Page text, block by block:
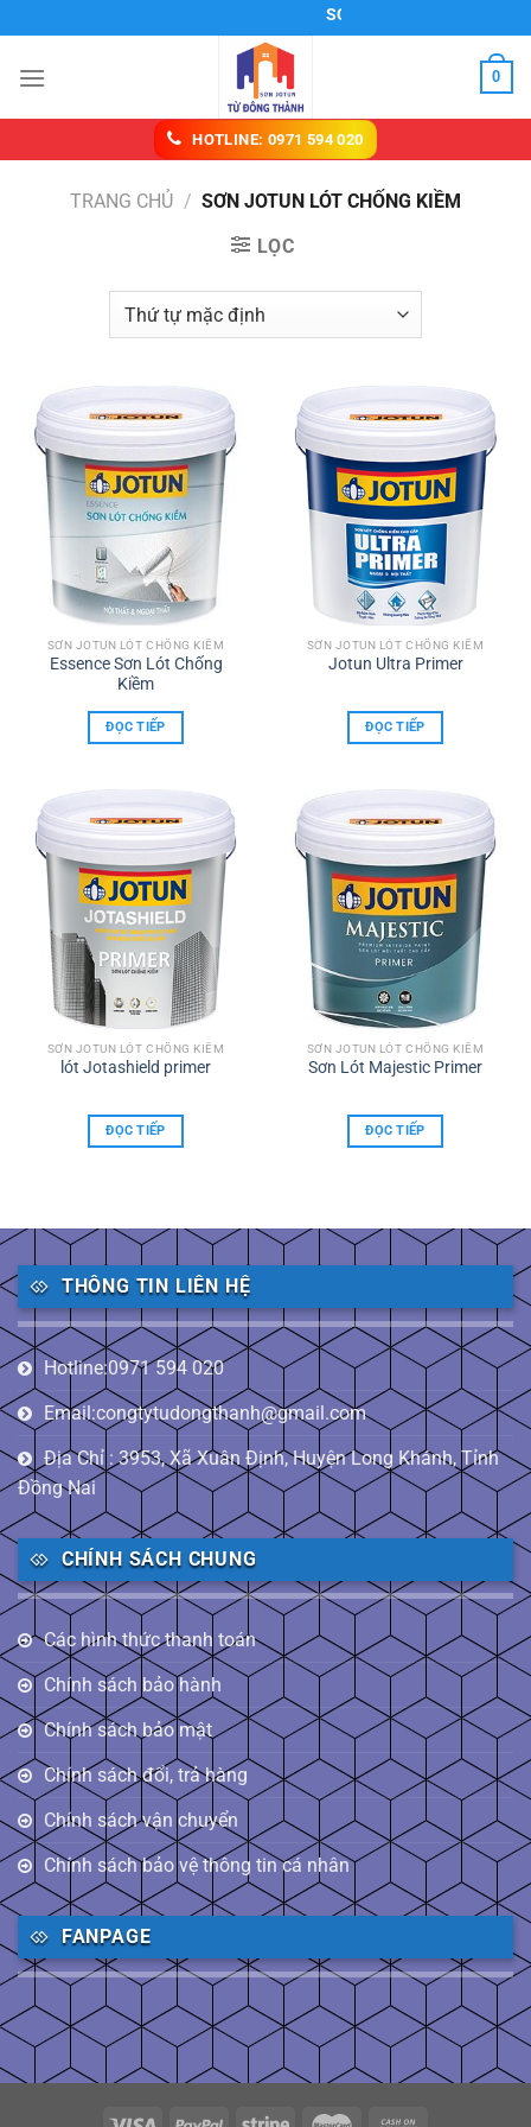
đến
nội
SƠN NƯỚC CẨM MỸ
0
HOTLINE: 0971 594 020
TRANG CHỦ / SƠN JOTUN LÓT CHỐNG KIỀM
LỌC
SƠN JOTUN LÓT CHỐNG KIỀM
Essence Sơn Lót Chống
Kiềm
ĐỌC TIẾP
SƠN JOTUN LÓT CHỐNG KIỀM
Jotun Ultra Primer
ĐỌC TIẾP
SƠN JOTUN LÓT CHỐNG KIỀM
lót Jotashield primer
ĐỌC TIẾP
SƠN JOTUN LÓT CHỐNG KIỀM
Sơn Lót Majestic Primer
ĐỌC TIẾP
THÔNG TIN LIÊN HỆ
Hotline:0971 594 020
Email:congtytudongthanh@gmail.com
Địa Chỉ : 3953, Xã Xuân Định, Huyện Long Khánh, Tỉnh
Đồng Nai
CHÍNH SÁCH CHUNG
Các hình thức thanh toán
Chính sách bảo hành
Chính sách bảo mật
Chính sách đổi, trả hàng
Chính sách vận chuyển
Chính sách bảo vệ thông tin cá nhân
FANPAGE